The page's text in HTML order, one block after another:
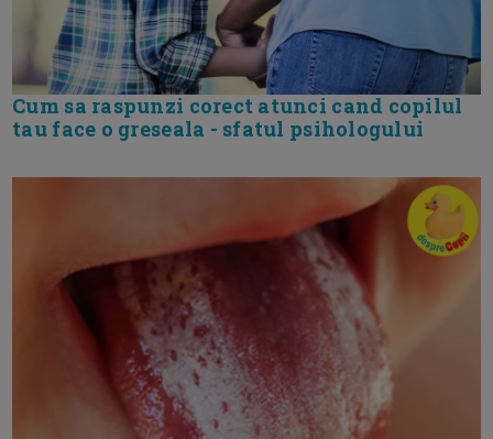
Cum sa raspunzi corect atunci cand copilul
tau face o greseala - sfatul psihologului